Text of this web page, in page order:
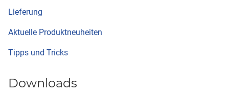
Lieferung
Aktuelle Produktneuheiten
Tipps und Tricks
Downloads